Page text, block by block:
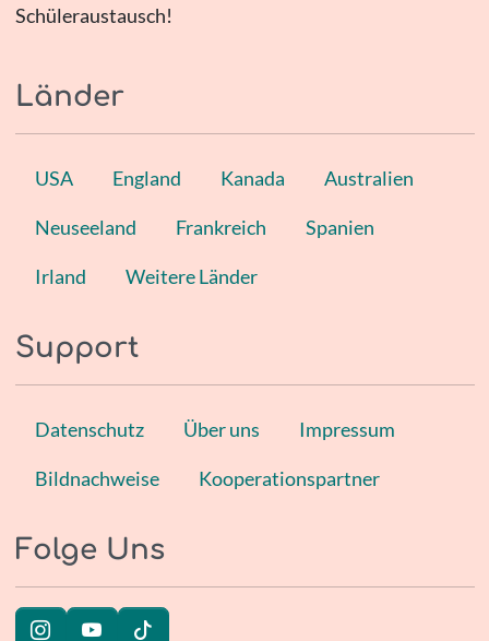
Schüleraustausch!
Länder
USA England Kanada Australien
Neuseeland Frankreich Spanien
Irland Weitere Länder
Support
Datenschutz Über uns Impressum
Bildnachweise Kooperationspartner
Folge Uns